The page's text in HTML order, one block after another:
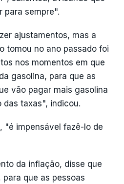
para sempre".
ajustamentos, mas a
tomou no ano passado foi
nos momentos em que
gasolina, para que as
vão pagar mais gasolina
das taxas", indicou.
"é impensável fazê-lo de
da inflação, disse que
que as pessoas